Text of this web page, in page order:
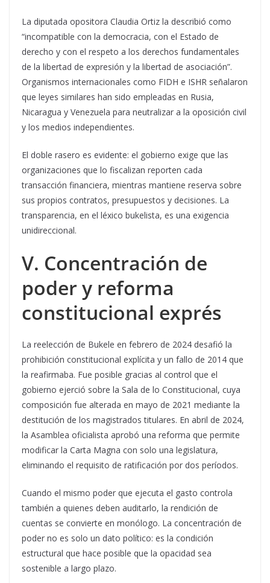
La diputada opositora Claudia Ortiz la describió como
“incompatible con la democracia, con el Estado de
derecho y con el respeto a los derechos fundamentales
de la libertad de expresión y la libertad de asociación”.
Organismos internacionales como FIDH e ISHR señalaron
que leyes similares han sido empleadas en Rusia,
Nicaragua y Venezuela para neutralizar a la oposición civil
y los medios independientes.
El doble rasero es evidente: el gobierno exige que las
organizaciones que lo fiscalizan reporten cada
transacción financiera, mientras mantiene reserva sobre
sus propios contratos, presupuestos y decisiones. La
transparencia, en el léxico bukelista, es una exigencia
unidireccional.
V. Concentración de
poder y reforma
constitucional exprés
La reelección de Bukele en febrero de 2024 desafió la
prohibición constitucional explícita y un fallo de 2014 que
la reafirmaba. Fue posible gracias al control que el
gobierno ejerció sobre la Sala de lo Constitucional, cuya
composición fue alterada en mayo de 2021 mediante la
destitución de los magistrados titulares. En abril de 2024,
la Asamblea oficialista aprobó una reforma que permite
modificar la Carta Magna con solo una legislatura,
eliminando el requisito de ratificación por dos períodos.
Cuando el mismo poder que ejecuta el gasto controla
también a quienes deben auditarlo, la rendición de
cuentas se convierte en monólogo. La concentración de
poder no es solo un dato político: es la condición
estructural que hace posible que la opacidad sea
sostenible a largo plazo.